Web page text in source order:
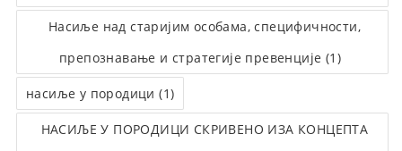
Насиље над старијим особама, специфичности,
препознавање и стратегије превенције (1)
насиље у породици (1)
НАСИЉЕ У ПОРОДИЦИ СКРИВЕНО ИЗА КОНЦЕПТА